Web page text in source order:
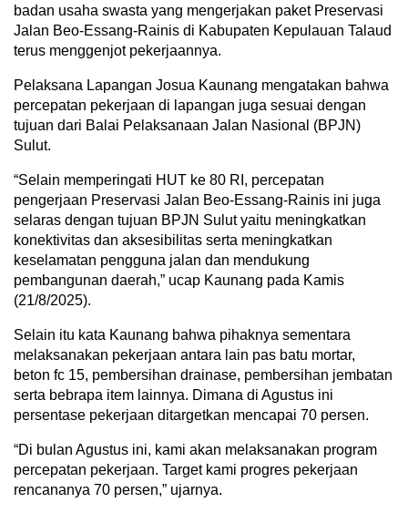
badan usaha swasta yang mengerjakan paket Preservasi
Jalan Beo-Essang-Rainis di Kabupaten Kepulauan Talaud
terus menggenjot pekerjaannya.
Pelaksana Lapangan Josua Kaunang mengatakan bahwa
percepatan pekerjaan di lapangan juga sesuai dengan
tujuan dari Balai Pelaksanaan Jalan Nasional (BPJN)
Sulut.
“Selain memperingati HUT ke 80 RI, percepatan
pengerjaan Preservasi Jalan Beo-Essang-Rainis ini juga
selaras dengan tujuan BPJN Sulut yaitu meningkatkan
konektivitas dan aksesibilitas serta meningkatkan
keselamatan pengguna jalan dan mendukung
pembangunan daerah,” ucap Kaunang pada Kamis
(21/8/2025).
Selain itu kata Kaunang bahwa pihaknya sementara
melaksanakan pekerjaan antara lain pas batu mortar,
beton fc 15, pembersihan drainase, pembersihan jembatan
serta bebrapa item lainnya. Dimana di Agustus ini
persentase pekerjaan ditargetkan mencapai 70 persen.
“Di bulan Agustus ini, kami akan melaksanakan program
percepatan pekerjaan. Target kami progres pekerjaan
rencananya 70 persen,” ujarnya.